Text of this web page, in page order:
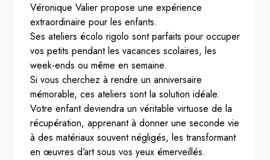
Véronique Valier propose une expérience
extraordinaire pour les enfants.
Ses ateliers écolo rigolo sont parfaits pour occuper
vos petits pendant les vacances scolaires, les
week-ends ou même en semaine.
Si vous cherchez à rendre un anniversaire
mémorable, ces ateliers sont la solution idéale.
Votre enfant deviendra un véritable virtuose de la
récupération, apprenant à donner une seconde vie
à des matériaux souvent négligés, les transformant
en œuvres d’art sous vos yeux émerveillés.